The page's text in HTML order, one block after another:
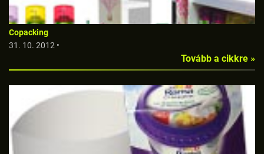
Copacking
31. 10. 2012 •
Tovább a cikkre »